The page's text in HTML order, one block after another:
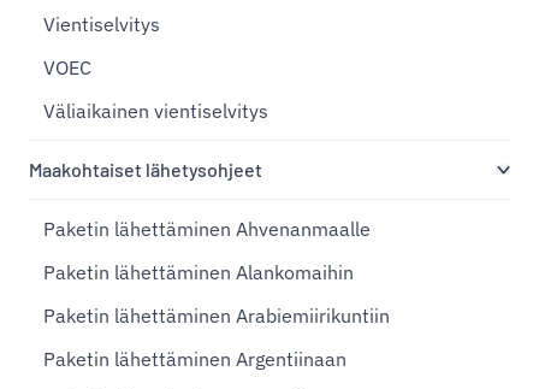
Vientiselvitys
VOEC
Väliaikainen vientiselvitys
Maakohtaiset lähetysohjeet
Paketin lähettäminen Ahvenanmaalle
Paketin lähettäminen Alankomaihin
Paketin lähettäminen Arabiemiirikuntiin
Paketin lähettäminen Argentiinaan